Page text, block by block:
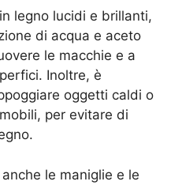
legno lucidi e brillanti,
di acqua e aceto
le macchie e a
Inoltre, è
oggetti caldi o
per evitare di
le maniglie e le